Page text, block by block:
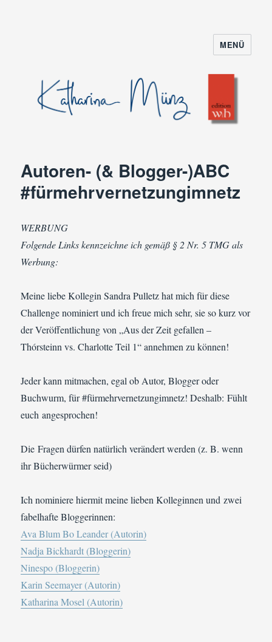
MENÜ
Autoren- (& Blogger-)ABC
#fürmehrvernetzungimnetz
WERBUNG
Folgende Links kennzeichne ich gemäß § 2 Nr. 5 TMG als
Werbung:
Meine liebe Kollegin Sandra Pulletz hat mich für diese
Challenge nominiert und ich freue mich sehr, sie so kurz vor
der Veröffentlichung von „Aus der Zeit gefallen –
Thórsteinn vs. Charlotte Teil 1“ annehmen zu können!
Jeder kann mitmachen, egal ob Autor, Blogger oder
Buchwurm, für #fürmehrvernetzungimnetz! Deshalb: Fühlt
euch angesprochen!
Die Fragen dürfen natürlich verändert werden (z. B. wenn
ihr Bücherwürmer seid)
Ich nominiere hiermit meine lieben Kolleginnen und zwei
fabelhafte Bloggerinnen:
Ava Blum Bo Leander (Autorin)
Nadja Bickhardt (Bloggerin)
Ninespo (Bloggerin)
Karin Seemayer (Autorin)
Katharina Mosel (Autorin)